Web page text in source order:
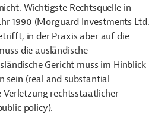
Wichtigste Rechtsquelle in
1990 (Morguard Investments Ltd.
in der Praxis aber auf die
die ausländische
Gericht muss im Hinblick
sein (real and substantial
Verletzung rechtsstaatlicher
policy).